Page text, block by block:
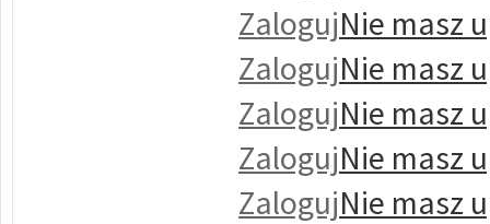
ZalogujNie masz
ZalogujNie masz
ZalogujNie masz
ZalogujNie masz
ZalogujNie masz